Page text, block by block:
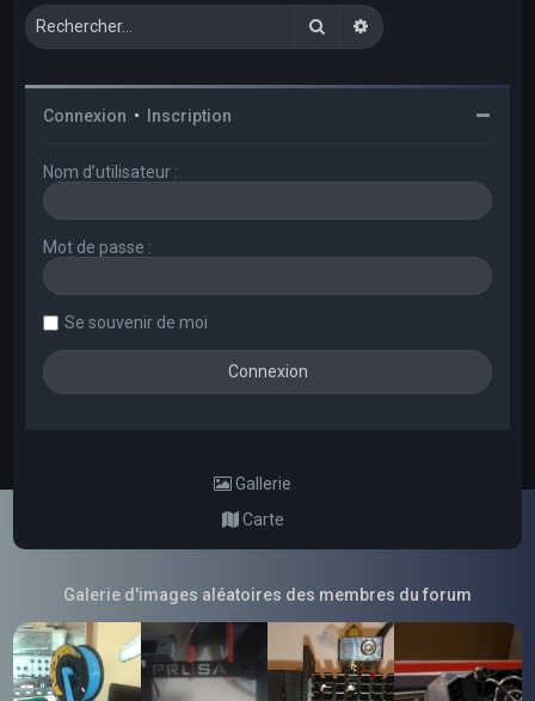
RechercherRecherche avancée
Connexion • Inscription
Nom d’utilisateur :
Mot de passe :
Se souvenir de moi
Gallerie
Carte
Galerie d'images aléatoires des membres du forum